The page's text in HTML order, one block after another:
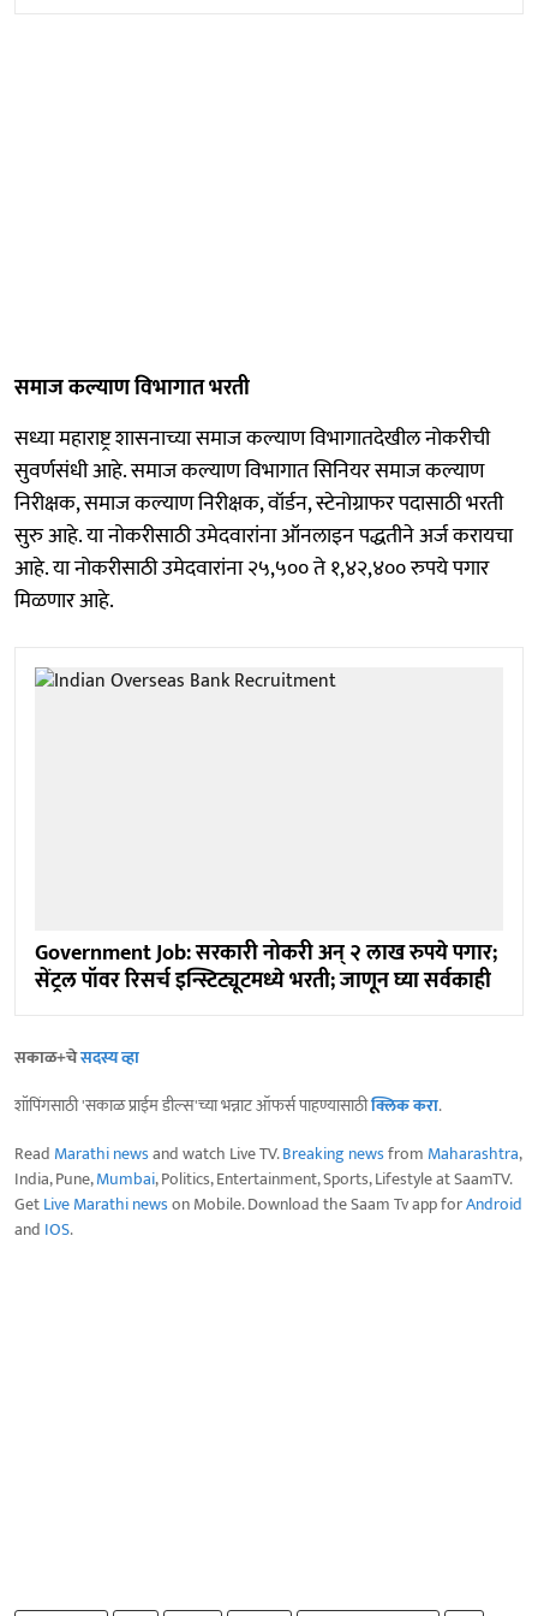
समाज कल्याण विभागात भरती
सध्या महाराष्ट्र शासनाच्या समाज कल्याण विभागातदेखील नोकरीची
सुवर्णसंधी आहे. समाज कल्याण विभागात सिनियर समाज कल्याण
निरीक्षक, समाज कल्याण निरीक्षक, वॉर्डन, स्टेनोग्राफर पदासाठी भरती
सुरु आहे. या नोकरीसाठी उमेदवारांना ऑनलाइन पद्धतीने अर्ज करायचा
आहे. या नोकरीसाठी उमेदवारांना २५,५०० ते १,४२,४०० रुपये पगार
मिळणार आहे.
Government Job: सरकारी नोकरी अन् २ लाख रुपये पगार;
सेंट्रल पॉवर रिसर्च इन्स्टिट्यूटमध्ये भरती; जाणून घ्या सर्वकाही
सकाळ+चेसदस्य व्हा
शॉपिंगसाठी 'सकाळ प्राईम डील्स'च्या भन्नाट ऑफर्स पाहण्यासाठीक्लिक करा.
Read Marathi newsand watch Live TV.Breaking newsfrom Maharashtra,
India, Pune,Mumbai, Politics, Entertainment, Sports, Lifestyle at SaamTV.
GetLive Marathi newson Mobile. Download the Saam Tv app forAndroid
and IOS.